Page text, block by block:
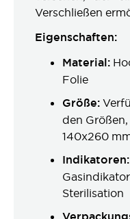
Verschließen
Eigenschaften:
Material:
Folie
Größe:
den
140x260
Indikatoren:
Sterilisation